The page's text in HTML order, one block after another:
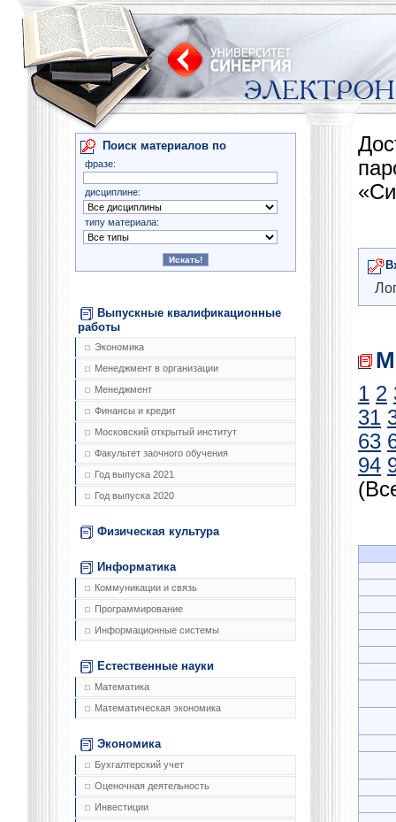
Поиск материалов по
фразе:
дисциплине:
типу материала:
Выпускные квалификационные
работы
Экономика
Менеджмент в организации
Менеджмент
Финансы и кредит
Московский открытый институт
Факультет заочного обучения
Год выпуска 2021
Год выпуска 2020
Физическая культура
Информатика
Коммуникации и связь
Программирование
Информационные системы
Естественные науки
Математика
Математическая экономика
Экономика
Бухгалтерский учет
Оценочная деятельность
Инвестиции
1 2
31
63
94